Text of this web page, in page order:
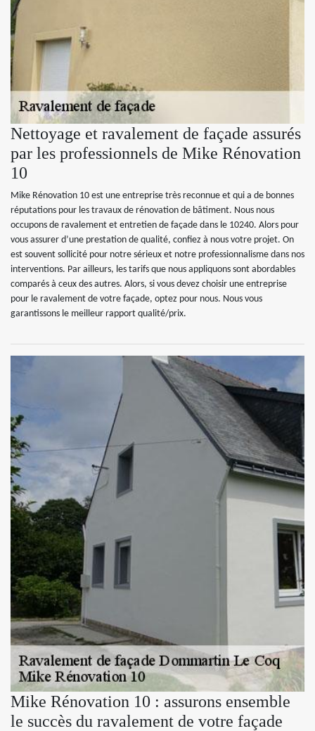
Nettoyage et ravalement de façade assurés
par les professionnels de Mike Rénovation
10
Mike Rénovation 10 est une entreprise très reconnue et qui a de bonnes
réputations pour les travaux de rénovation de bâtiment. Nous nous
occupons de ravalement et entretien de façade dans le 10240. Alors pour
vous assurer d’une prestation de qualité, confiez à nous votre projet. On
est souvent sollicité pour notre sérieux et notre professionnalisme dans nos
interventions. Par ailleurs, les tarifs que nous appliquons sont abordables
comparés à ceux des autres. Alors, si vous devez choisir une entreprise
pour le ravalement de votre façade, optez pour nous. Nous vous
garantissons le meilleur rapport qualité/prix.
Mike Rénovation 10 : assurons ensemble
le succès du ravalement de votre façade